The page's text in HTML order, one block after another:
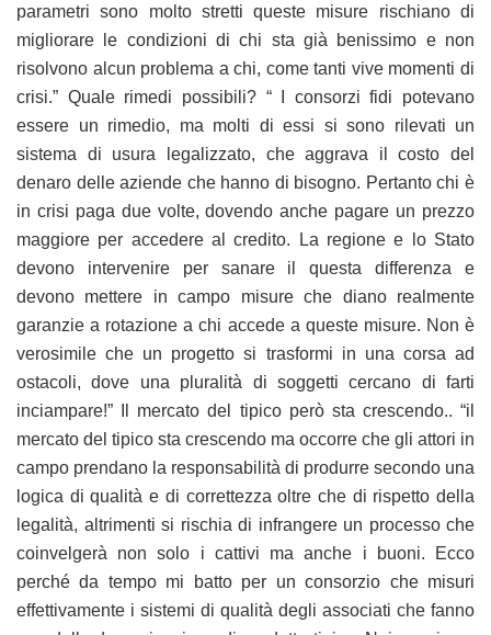
parametri sono molto stretti queste misure rischiano di
migliorare le condizioni di chi sta già benissimo e non
risolvono alcun problema a chi, come tanti vive momenti di
crisi.” Quale rimedi possibili? “ I consorzi fidi potevano
essere un rimedio, ma molti di essi si sono rilevati un
sistema di usura legalizzato, che aggrava il costo del
denaro delle aziende che hanno di bisogno. Pertanto chi è
in crisi paga due volte, dovendo anche pagare un prezzo
maggiore per accedere al credito. La regione e lo Stato
devono intervenire per sanare il questa differenza e
devono mettere in campo misure che diano realmente
garanzie a rotazione a chi accede a queste misure. Non è
verosimile che un progetto si trasformi in una corsa ad
ostacoli, dove una pluralità di soggetti cercano di farti
inciampare!” Il mercato del tipico però sta crescendo.. “il
mercato del tipico sta crescendo ma occorre che gli attori in
campo prendano la responsabilità di produrre secondo una
logica di qualità e di correttezza oltre che di rispetto della
legalità, altrimenti si rischia di infrangere un processo che
coinvelgerà non solo i cattivi ma anche i buoni. Ecco
perché da tempo mi batto per un consorzio che misuri
effettivamente i sistemi di qualità degli associati che fanno